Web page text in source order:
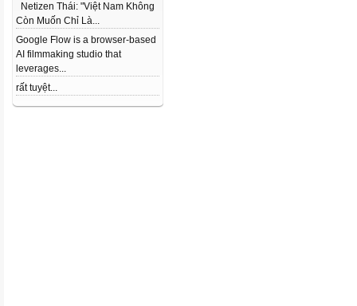
Netizen Thái: "Việt Nam Không
Còn Muốn Chỉ Là...
Google Flow is a browser-based
AI filmmaking studio that
leverages...
rất tuyệt...